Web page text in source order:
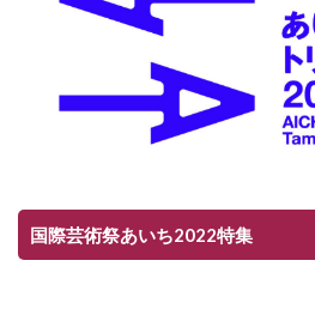
国際芸術祭あいち2022特集